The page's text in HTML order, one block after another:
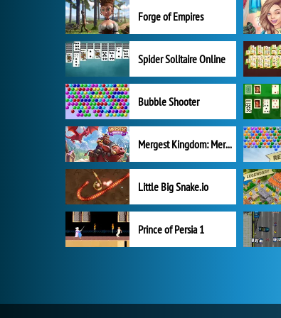
Forge of Empires
Spider Solitaire Online
Bubble Shooter
Mergest Kingdom: Merge Puzzle
Little Big Snake.io
Prince of Persia 1